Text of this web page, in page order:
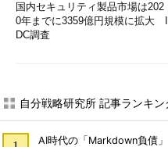
国内セキュリティ製品市場は202
0年までに3359億円規模に拡大 I
DC調査
自分戦略研究所 記事ランキン
AI時代の「Markdown負債